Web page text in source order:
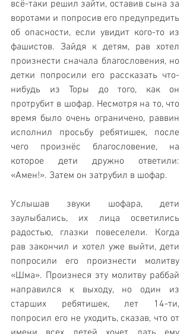
всё-таки решил зайти, оставив сына за
воротами и попросив его предупредить
об опасности, если увидит кого-то из
фашистов. Зайдя к детям, рав хотел
произнести сначала благословения, но
детки попросили его рассказать что-
нибудь из Торы до того, как он
протрубит в шофар. Несмотря на то, что
время было очень ограничено, раввин
исполнил просьбу ребятишек, после
чего произнёс благословение, на
которое дети дружно ответили:
«Амен!». Затем он затрубил в шофар.
Услышав звуки шофара, дети
заулыбались, их лица осветились
радостью, глазки повеселели. Когда
рав закончил и хотел уже выйти, дети
попросили его произнести молитву
«Шма». Произнеся эту молитву раббай
направился к выходу, но один из
старших ребятишек, лет 14-ти,
попросил его не уходить, сказав, что от